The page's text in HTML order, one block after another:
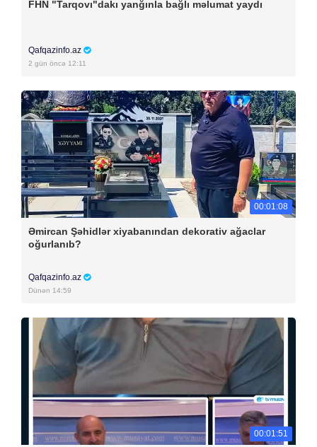
FHN "Tarqovı"dakı yanğınla bağlı məlumat yaydı
Qafqazinfo.az
2 gün öncə 12:11
00:01:08
Əmircan Şəhidlər xiyabanından dekorativ ağaclar
oğurlanıb?
Qafqazinfo.az
Dünən 14:59
00:01:51